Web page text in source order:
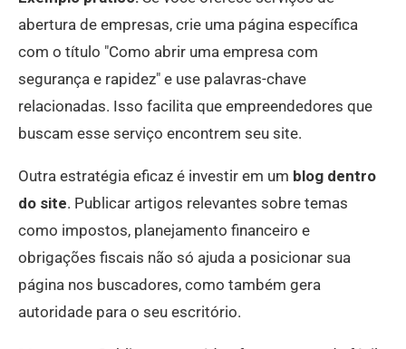
abertura de empresas, crie uma página específica
com o título "Como abrir uma empresa com
segurança e rapidez" e use palavras-chave
relacionadas. Isso facilita que empreendedores que
buscam esse serviço encontrem seu site.
Outra estratégia eficaz é investir em um blog dentro
do site. Publicar artigos relevantes sobre temas
como impostos, planejamento financeiro e
obrigações fiscais não só ajuda a posicionar sua
página nos buscadores, como também gera
autoridade para o seu escritório.